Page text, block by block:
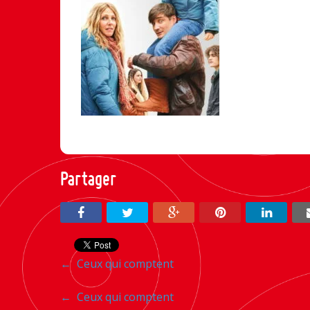
Partager
Navigation
entre
←Ceux qui comptent
Navigation
← Ceux qui comptent